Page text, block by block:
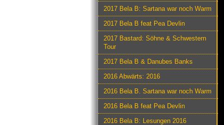
2017 Bela B: Sartana war noch Warm
2017 Bela B feat Pea Devlin
2017 Bastard: Söhne & Schwestern
Tour
2017 Bela B & Danubes Banks
2016 Abwärts: 2016
2016 Bela B. Sartana war noch Warm
2016 Bela B feat Pea Devlin
2016 Bela B: Lesungen 2016